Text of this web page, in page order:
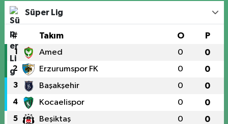
Süper Lig
# Takım O P
1 Amed 0 0
2 Erzurumspor FK 0 0
3 Başakşehir 0 0
4 Kocaelispor 0 0
5 Beşiktaş 0 0